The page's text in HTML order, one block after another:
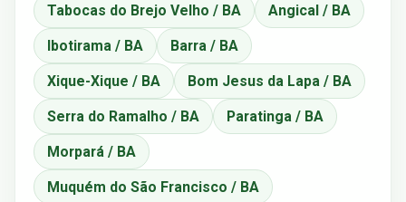
Tabocas do Brejo Velho / BA Angical / BA
Ibotirama / BA Barra / BA
Xique-Xique / BA Bom Jesus da Lapa / BA
Serra do Ramalho / BA Paratinga / BA
Morpará / BA
Muquém do São Francisco / BA